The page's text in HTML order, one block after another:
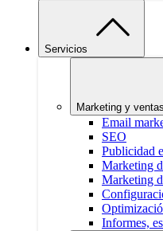
Servicios
Marketing y ventas
Email
SEO
Publicidad
Marketing
Marketing
Informes,